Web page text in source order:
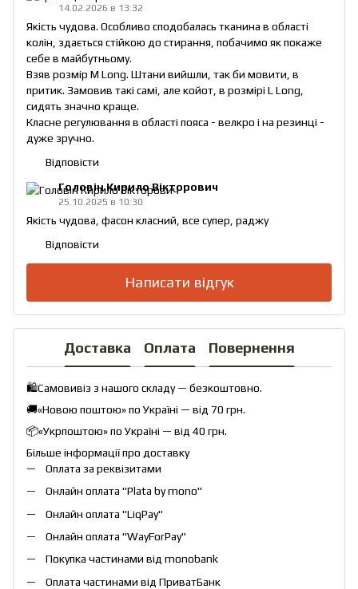
14.02.2026 в 13:32
Якість чудова. Особливо сподобалась тканина в області
колін, здається стійкою до стирання, побачимо як покаже
себе в майбутньому.
Взяв розмір M Long. Штани вийшли, так би мовити, в
притик. Замовив такі самі, але койот, в розмірі L Long,
сидять значно краще.
Класне регулювання в області пояса - велкро і на резинці -
дуже зручно.
Відповісти
Головін Кирило Вікторович
25.10.2025 в 10:30
Якість чудова, фасон класний, все супер, раджу
Відповісти
Написати відгук
Доставка Оплата Повернення
🛍️Самовивіз з нашого складу — безкоштовно.
🚚«Новою поштою» по Україні — від 70 грн.
📦«Укрпоштою» по Україні — від 40 грн.
Більше інформації про доставку
Оплата за реквізитами
Онлайн оплата "Plata by mono"
Онлайн оплата "LiqPay"
Онлайн оплата "WayForPay"
Покупка частинами від monobank
Оплата частинами від ПриватБанк